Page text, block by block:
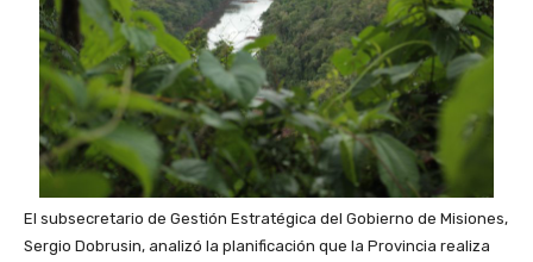
El subsecretario de Gestión Estratégica del Gobierno de Misiones,
Sergio Dobrusin, analizó la planificación que la Provincia realiza